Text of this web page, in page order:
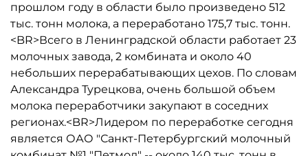
прошлом году в области было произведено 512
тыс. тонн молока, а переработано 175,7 тыс. тонн.
<BR>Всего в Ленинградской области работает 23
молочных завода, 2 комбината и около 40
небольших перерабатывающих цехов. По словам
Александра Турецкова, очень большой объем
молока переработчики закупают в соседних
регионах.<BR>Лидером по переработке сегодня
является ОАО "Санкт-Петербургский молочный